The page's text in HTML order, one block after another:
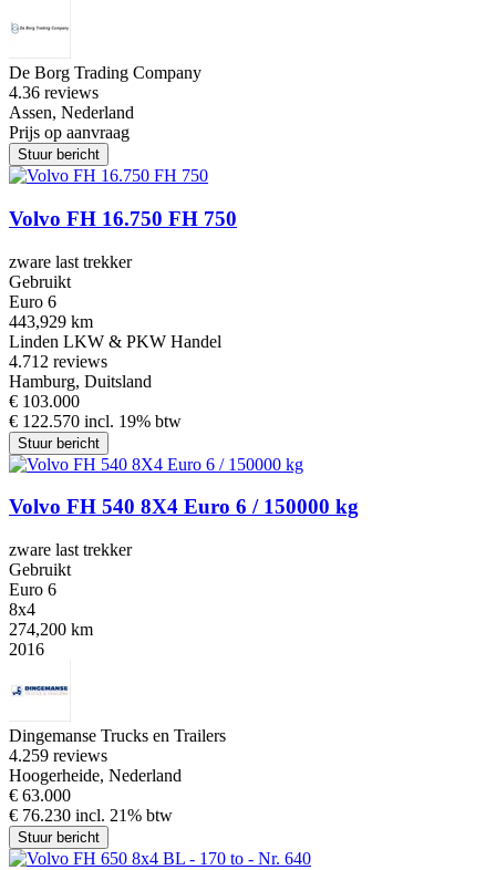
De Borg Trading Company
4.36 reviews
Assen, Nederland
Prijs op aanvraag
Stuur bericht
Volvo FH 16.750 FH 750
zware last trekker
Gebruikt
Euro 6
443,929 km
Linden LKW & PKW Handel
4.712 reviews
Hamburg, Duitsland
€ 103.000
€ 122.570 incl. 19% btw
Stuur bericht
Volvo FH 540 8X4 Euro 6 / 150000 kg
zware last trekker
Gebruikt
Euro 6
8x4
274,200 km
2016
Dingemanse Trucks en Trailers
4.259 reviews
Hoogerheide, Nederland
€ 63.000
€ 76.230 incl. 21% btw
Stuur bericht